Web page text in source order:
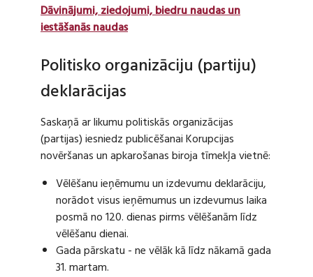
Dāvinājumi, ziedojumi, biedru naudas un
iestāšanās naudas
Politisko organizāciju (partiju)
deklarācijas
Saskaņā ar likumu politiskās organizācijas
(partijas) iesniedz publicēšanai Korupcijas
novēršanas un apkarošanas biroja tīmekļa vietnē:
Vēlēšanu ieņēmumu un izdevumu deklarāciju,
norādot visus ieņēmumus un izdevumus laika
posmā no 120. dienas pirms vēlēšanām līdz
vēlēšanu dienai.
Gada pārskatu - ne vēlāk kā līdz nākamā gada
31. martam.